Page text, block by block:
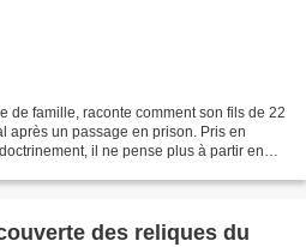
de famille, raconte comment son fils de 22
après un passage en prison. Pris en
il ne pense plus à partir en
des reliques du